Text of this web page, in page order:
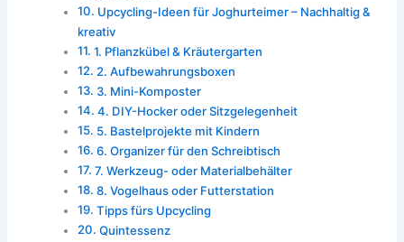
Upcycling-Ideen für Joghurteimer – Nachhaltig &
kreativ
1. Pflanzkübel & Kräutergarten
2. Aufbewahrungsboxen
3. Mini-Komposter
4. DIY-Hocker oder Sitzgelegenheit
5. Bastelprojekte mit Kindern
6. Organizer für den Schreibtisch
7. Werkzeug- oder Materialbehälter
8. Vogelhaus oder Futterstation
Tipps fürs Upcycling
Quintessenz